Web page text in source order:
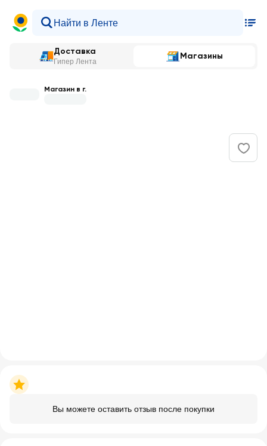
Доставка
Гипер Лента
Магазины
Магазин в г.
Вы можете оставить отзыв после покупки